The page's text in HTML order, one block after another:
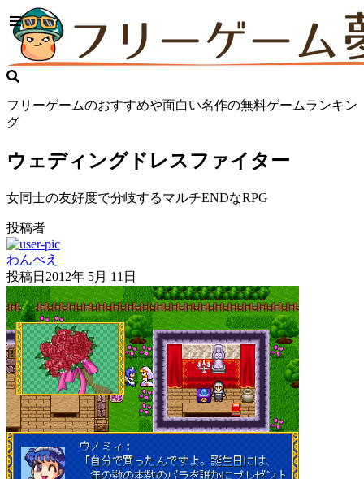
フリーゲームのおすすめや面白い名作の無料ゲームランキン
グ
ウェディングドレスファイター
女同士の友好度で分岐するマルチENDなRPG
投稿者
わんべえ
投稿日 2012年 5月 11日